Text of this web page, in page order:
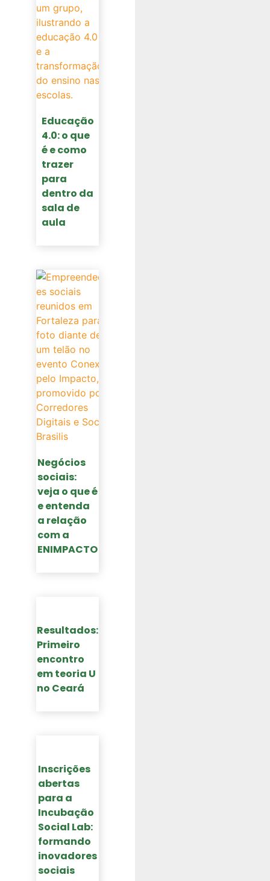
Educação
4.0: o que
é e como
trazer
para
dentro da
sala de
aula
Negócios
sociais:
veja o que é
e entenda
a relação
com a
ENIMPACTO
Resultados:
Primeiro
encontro
em teoria U
no Ceará​
Inscrições
abertas
para a
Incubação
Social Lab:
formando
inovadores
sociais